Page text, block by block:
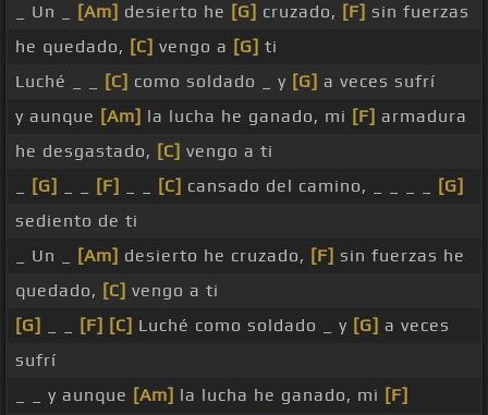
_ Un _
[Am] desierto he [G] cruzado, [F] sin fuerzas
he quedado, [C] vengo a [G] ti
Luché _ _
[C] como soldado _ y [G] a veces sufrí
y aunque [Am] la lucha he ganado, mi [F] armadura
he desgastado, [C] vengo a ti
[G] [F] [C] cansado del camino, _ _ _ _
[G]
sediento de ti
_ Un _
[Am] desierto he cruzado, [F] sin fuerzas he
quedado, [C] vengo a ti
[G]
[F] [C] Luché como soldado _ y [G] a veces
sufrí
_ _ y aunque [Am] la lucha he ganado, mi [F]